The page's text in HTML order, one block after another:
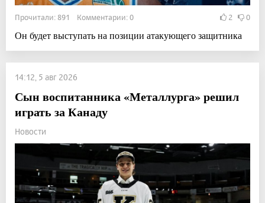
Прочитали: 891 Комментарии: 0 2 0
Он будет выступать на позиции атакующего защитника
14:12, 5 авг 2026
Сын воспитанника «Металлурга» решил
играть за Канаду
Новости